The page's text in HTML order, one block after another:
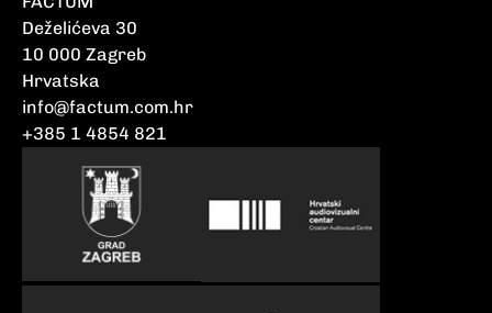
Deželićeva 30
10 000 Zagreb
Hrvatska
info@factum.com.hr
+385 1 4854 821